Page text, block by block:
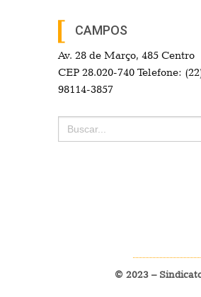
CAMPOS
Av. 28 de Março, 485 Centro
CEP 28.020-740 Telefone:
98114-3857
Search
for:
© 2023 –